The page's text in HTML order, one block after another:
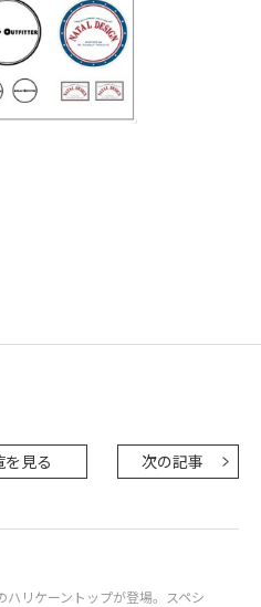
を見る 次の記事
ハリケーントップが登場。スペシ